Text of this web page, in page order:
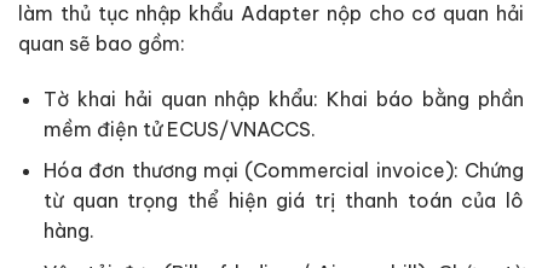
làm thủ tục nhập khẩu Adapter nộp cho cơ quan hải
quan sẽ bao gồm:
Tờ khai hải quan nhập khẩu: Khai báo bằng phần
mềm điện tử ECUS/VNACCS.
Hóa đơn thương mại (Commercial invoice): Chứng
từ quan trọng thể hiện giá trị thanh toán của lô
hàng.